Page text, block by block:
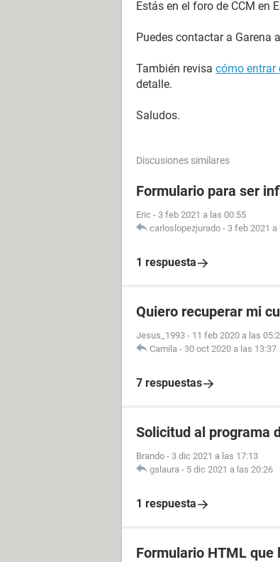
Estás en el foro de CCM en
Puedes contactar a Garena
También revisa cómo entrar
detalle.
Saludos.
Discusiones similares
Formulario para ser
Eric - 3 feb 2021 a las 00:55
carloslopezjurado - 3 feb 2021 a
1 respuesta
Quiero recuperar mi
Jesus_1993 - 11 feb 2020 a las
Camila - 30 oct 2020 a las 13:37
7 respuestas
Solicitud al programa
Brando - 3 dic 2021 a las 17:13
gslaura - 5 dic 2021 a las 20:26
1 respuesta
Formulario HTML que